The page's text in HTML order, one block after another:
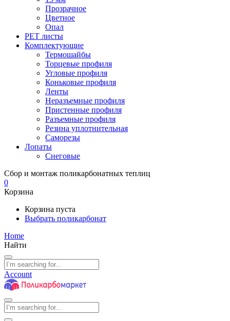
Прозрачное
Цветное
Опал
PET листы
Комплектующие
Термошайбы
Торцевые профиля
Угловые профиля
Коньковые профиля
Ленты
Неразъемные профиля
Пристенные профиля
Разъемные профиля
Резина уплотнительная
Саморезы
Лопаты
Снеговые
Сбор и монтаж поликарбонатных теплиц
0
Корзина
Корзина пуста
Выбрать поликарбонат
Home
Найти
Account